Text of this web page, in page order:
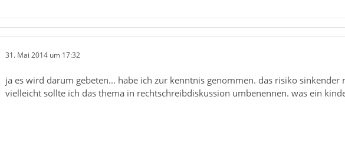
31. Mai 2014 um 17:32
ja es wird darum gebeten... habe ich zur kenntnis genommen. das risiko
vielleicht sollte ich das thema in rechtschreibdiskussion umbenennen. was ein